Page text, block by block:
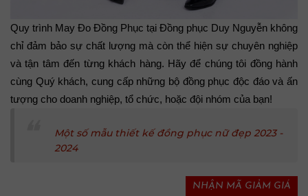
Quy trình May Đo Đồng Phục tại Đồng phục Duy Nguyễn không
chỉ đảm bảo sự chất lượng mà còn thể hiện sự chuyên nghiệp
và tận tâm đến từng khách hàng. Hãy để chúng tôi đồng hành
cùng Quý khách, cung cấp những bộ đồng phục độc đáo và ấn
tượng cho doanh nghiệp, tổ chức, hoặc đội nhóm của bạn!
Một số mẫu thiết kế đồng phục nữ đẹp 2023 -
2024
NHẬN MÃ GIẢM GIÁ